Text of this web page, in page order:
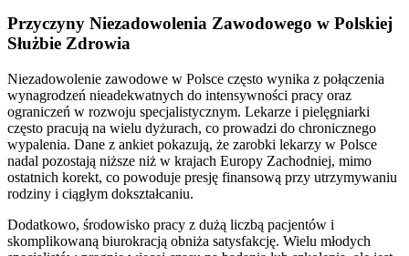
Przyczyny Niezadowolenia Zawodowego w Polskiej
Służbie Zdrowia
Niezadowolenie zawodowe w Polsce często wynika z połączenia
wynagrodzeń nieadekwatnych do intensywności pracy oraz
ograniczeń w rozwoju specjalistycznym. Lekarze i pielęgniarki
często pracują na wielu dyżurach, co prowadzi do chronicznego
wypalenia. Dane z ankiet pokazują, że zarobki lekarzy w Polsce
nadal pozostają niższe niż w krajach Europy Zachodniej, mimo
ostatnich korekt, co powoduje presję finansową przy utrzymywaniu
rodziny i ciągłym dokształcaniu.
Dodatkowo, środowisko pracy z dużą liczbą pacjentów i
skomplikowaną biurokracją obniża satysfakcję. Wielu młodych